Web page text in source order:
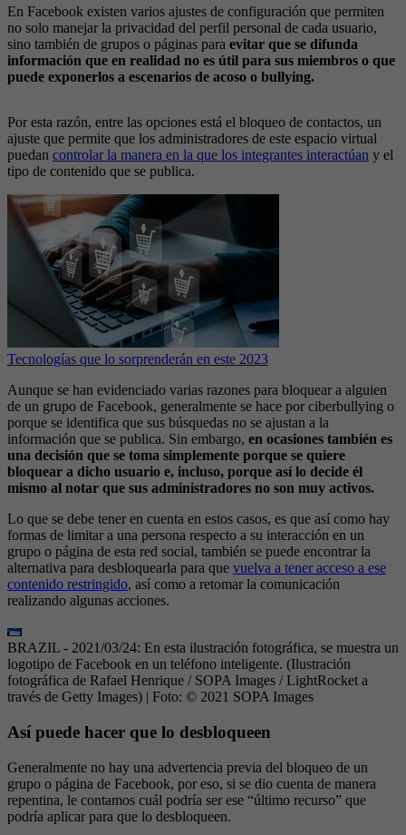
En Facebook existen varios ajustes de configuración que permiten
no solo manejar la privacidad del perfil personal de cada usuario,
sino también de grupos o páginas para evitar que se difunda
información que en realidad no es útil para sus miembros o que
puede exponerlos a escenarios de acoso o bullying.
Por esta razón, entre las opciones está el bloqueo de contactos, un
ajuste que permite que los administradores de este espacio virtual
puedan controlar la manera en la que los integrantes interactúan y el
tipo de contenido que se publica.
Tecnologías que lo sorprenderán en este 2023
Aunque se han evidenciado varias razones para bloquear a alguien
de un grupo de Facebook, generalmente se hace por ciberbullying o
porque se identifica que sus búsquedas no se ajustan a la
información que se publica. Sin embargo, en ocasiones también es
una decisión que se toma simplemente porque se quiere
bloquear a dicho usuario e, incluso, porque así lo decide él
mismo al notar que sus administradores no son muy activos.
Lo que se debe tener en cuenta en estos casos, es que así como hay
formas de limitar a una persona respecto a su interacción en un
grupo o página de esta red social, también se puede encontrar la
alternativa para desbloquearla para que vuelva a tener acceso a ese
contenido restringido, así como a retomar la comunicación
realizando algunas acciones.
BRAZIL - 2021/03/24: En esta ilustración fotográfica, se muestra un
logotipo de Facebook en un teléfono inteligente. (Ilustración
fotográfica de Rafael Henrique / SOPA Images / LightRocket a
través de Getty Images) | Foto: © 2021 SOPA Images
Así puede hacer que lo desbloqueen
Generalmente no hay una advertencia previa del bloqueo de un
grupo o página de Facebook, por eso, si se dio cuenta de manera
repentina, le contamos cuál podría ser ese “último recurso” que
podría aplicar para que lo desbloqueen.